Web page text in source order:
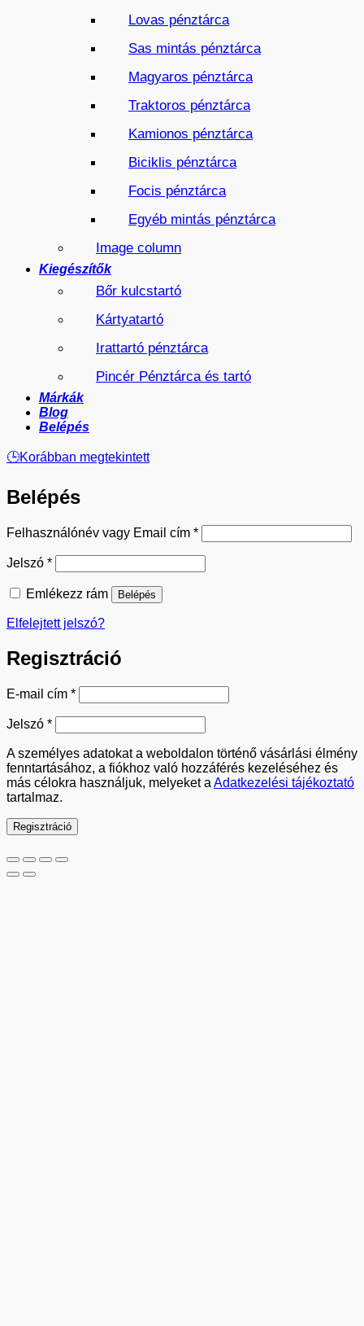
Lovas pénztárca
Sas mintás pénztárca
Magyaros pénztárca
Traktoros pénztárca
Kamionos pénztárca
Biciklis pénztárca
Focis pénztárca
Egyéb mintás pénztárca
Image column
Kiegészítők
Bőr kulcstartó
Kártyatartó
Irattartó pénztárca
Pincér Pénztárca és tartó
Márkák
Blog
Belépés
🕒Korábban megtekintett
Belépés
Felhasználónév vagy Email cím *Kötelező
Jelszó *Kötelező
Emlékezz rám Belépés
Elfelejtett jelszó?
Regisztráció
E-mail cím *Kötelező
Jelszó *Kötelező
A személyes adatokat a weboldalon történő vásárlási élmény
fenntartásához, a fiókhoz való hozzáférés kezeléséhez és
más célokra használjuk, melyeket a Adatkezelési tájékoztató
tartalmaz.
Regisztráció